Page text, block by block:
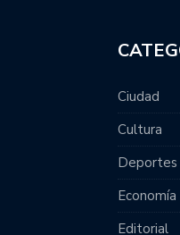
Ciudad
Cultura
Deportes
Economía
Editorial